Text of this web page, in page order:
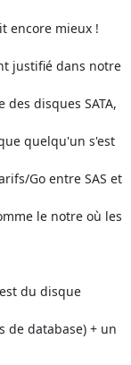
encore mieux !
justifié dans notre
disques SATA,
quelqu'un s'est
Go entre SAS et
le notre où les
du disque
de database) + un